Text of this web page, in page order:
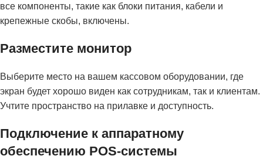
все компоненты, такие как блоки питания, кабели и
крепежные скобы, включены.
Разместите монитор
Выберите место на вашем кассовом оборудовании, где
экран будет хорошо виден как сотрудникам, так и клиентам.
Учтите пространство на прилавке и доступность.
Подключение к аппаратному
обеспечению POS-системы